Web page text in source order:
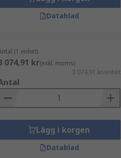
Datablad
(1 enhet)
074,91 kr(exkl. moms)
3 074,91 kr/enhet
Lägg i korgen
Datablad